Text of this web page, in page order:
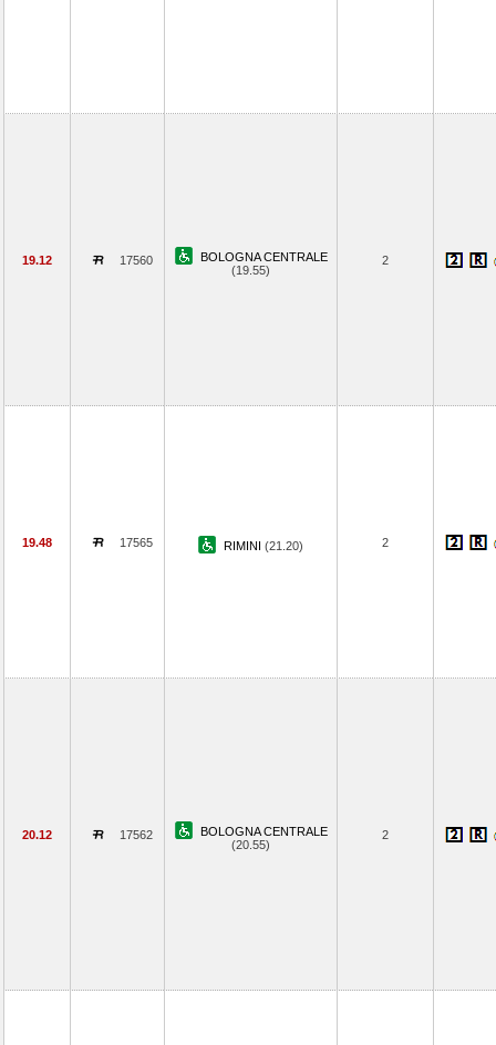
19.12 17560
BOLOGNA CENTRALE
(19.55)
2
19.48 17565 RIMINI (21.20) 2
20.12 17562
BOLOGNA CENTRALE
(20.55)
2